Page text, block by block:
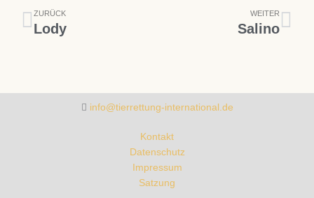
Zurück
ZURÜCK
Lody
WEITER
Salino
info@tierrettung-international.de
Kontakt
Datenschutz
Impressum
Satzung